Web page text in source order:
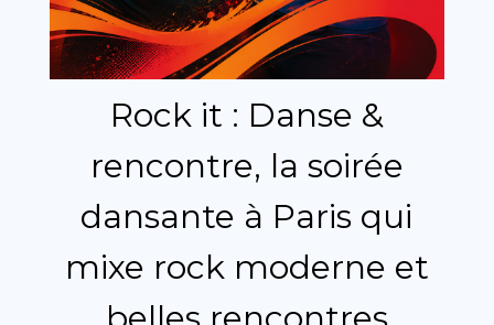
Rock it : Danse &
rencontre, la soirée
dansante à Paris qui
mixe rock moderne et